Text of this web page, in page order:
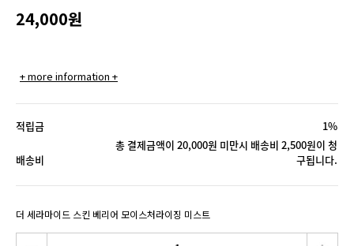
24,000원
+ more information +
적립금 1%
배송비
총 결제금액이 20,000원 미만시 배송비 2,500원이 청
구됩니다.
더 세라마이드 스킨 베리어 모이스처라이징 미스트